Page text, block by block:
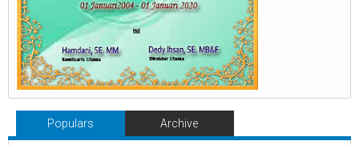
Populars Archive